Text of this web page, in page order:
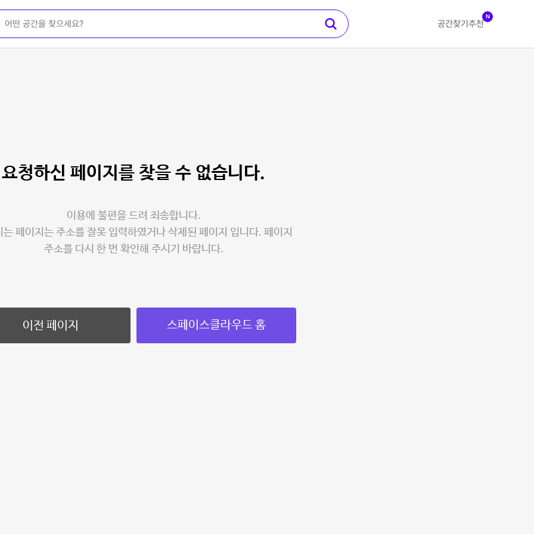
공간찾기 추천
N
요청하신 페이지를 찾을 수 없습니다.
이용에 불편을 드려 죄송합니다.
는 페이지는 주소를 잘못 입력하였거나 삭제된 페이지 입니다. 페이지
주소를 다시 한 번 확인해 주시기 바랍니다.
이전 페이지 스페이스클라우드 홈